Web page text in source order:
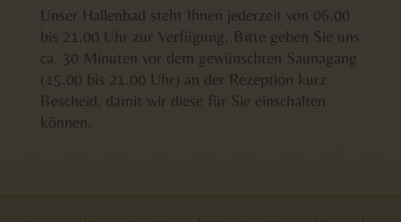
Unser Hallenbad steht Ihnen jederzeit von 06.00
bis 21.00 Uhr zur Verfügung. Bitte geben Sie uns
ca. 30 Minuten vor dem gewünschten Saunagang
(15.00 bis 21.00 Uhr) an der Rezeption kurz
Bescheid, damit wir diese für Sie einschalten
können.